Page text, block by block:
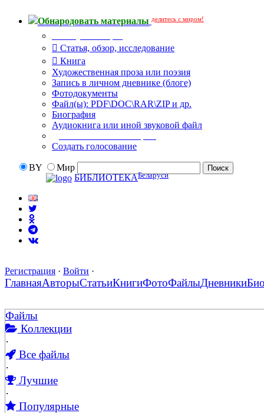
Обнародовать материалы делитесь с миром!
Статья, обзор, исследование
Книга
Художественная проза или поэзия
Запись в личном дневнике (блоге)
Фотодокументы
Файл(ы): PDF\DOC\RAR\ZIP и др.
Биография
Аудиокнига или иной звуковой файл
Создать голосование
BY
Мир
БИБЛИОТЕКАБеларуси
Регистрация · Войти ·
ГлавнаяАвторыСтатьиКнигиФотоФайлыДневники
Файлы
Коллекции
·
Все файлы
·
Лучшие
·
Популярные